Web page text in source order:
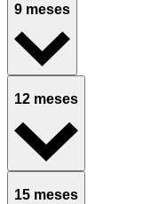
9 meses
12 meses
15 meses